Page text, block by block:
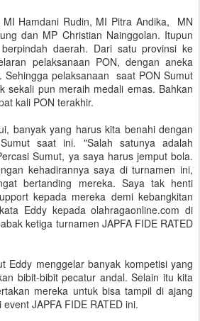
Hamdani Rudin, MI Pitra Andika, MN
dan MP Christian Nainggolan. Itupun
daerah. Dari satu provinsi ke
pelaksanaan PON, dengan aneka
Sehingga pelaksanaan saat PON Sumut
sekali pun meraih medali emas. Bahkan
kali PON terakhir.
banyak yang harus kita benahi dengan
saat ini. "Salah satunya adalah
Sumut, ya saya harus jemput bola.
kehadirannya saya di turnamen ini,
bertanding mereka. Saya tak henti
kepada mereka demi kebangkitan
Eddy kepada olahragaonline.com di
ketiga turnamen JAPFA FIDE RATED
Eddy menggelar banyak kompetisi yang
bibit-bibit pecatur andal. Selain itu kita
mereka untuk bisa tampil di ajang
JAPFA FIDE RATED ini.